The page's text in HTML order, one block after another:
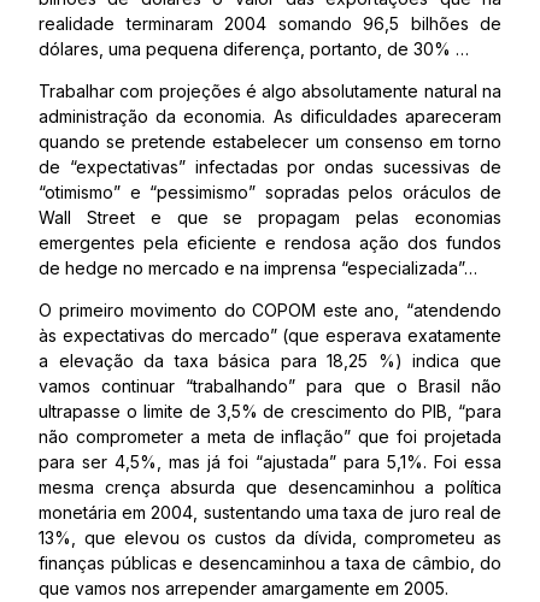
realidade terminaram 2004 somando 96,5 bilhões de
dólares, uma pequena diferença, portanto, de 30% …
Trabalhar com projeções é algo absolutamente natural na
administração da economia. As dificuldades apareceram
quando se pretende estabelecer um consenso em torno
de “expectativas” infectadas por ondas sucessivas de
“otimismo” e “pessimismo” sopradas pelos oráculos de
Wall Street e que se propagam pelas economias
emergentes pela eficiente e rendosa ação dos fundos
de hedge no mercado e na imprensa “especializada”…
O primeiro movimento do COPOM este ano, “atendendo
às expectativas do mercado” (que esperava exatamente
a elevação da taxa básica para 18,25 %) indica que
vamos continuar “trabalhando” para que o Brasil não
ultrapasse o limite de 3,5% de crescimento do PIB, “para
não comprometer a meta de inflação” que foi projetada
para ser 4,5%, mas já foi “ajustada” para 5,1%. Foi essa
mesma crença absurda que desencaminhou a política
monetária em 2004, sustentando uma taxa de juro real de
13%, que elevou os custos da dívida, comprometeu as
finanças públicas e desencaminhou a taxa de câmbio, do
que vamos nos arrepender amargamente em 2005.